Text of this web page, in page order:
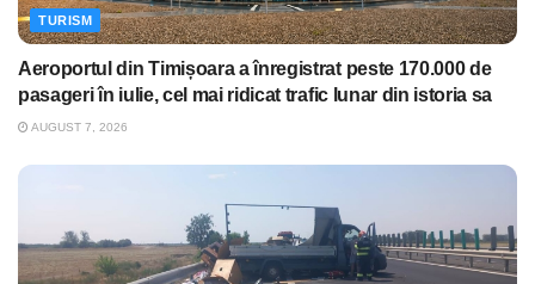
TURISM
Aeroportul din Timișoara a înregistrat peste 170.000 de
pasageri în iulie, cel mai ridicat trafic lunar din istoria sa
AUGUST 7, 2026